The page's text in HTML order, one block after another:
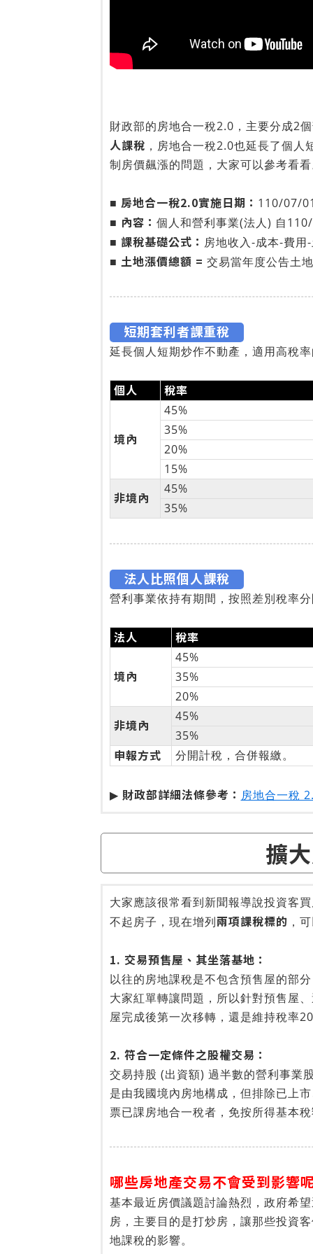
財政部的房地合一稅2.0，主要分成2
人課稅 ，房地合一稅2.0也延長了個
制房價飆漲的問題，大家可以參考看
■ 房地合一稅2.0實施日期： 110/07/
■ 內容： 個人和營利事業(法人) 自
■ 課稅基礎公式： 房地收入-成本-費用
■ 土地漲價總額 = 交易當年度公告土
短期套利者課重稅
延長個人短期炒作不動產，適用高稅
個人 稅率
境內
45%
35%
20%
15%
非境內
45%
35%
法人比照個人課稅
營利事業依持有期間，按照差別稅率
法人 稅率
境內
45%
35%
20%
非境內
45%
35%
申報方式 分開計稅，合併報繳。
▶ 財政部詳細法條參考： 房地合一稅
擴
大家應該很常看到新聞報導說投資客
不起房子，現在增列兩項課稅標的 ，
1. 交易預售屋、其坐落基地：
以往的房地課稅是不包含預售屋的部
大家紅單轉讓問題，所以針對預售屋
屋完成後第一次移轉，還是維持稅率
2. 符合一定條件之股權交易：
交易持股 (出資額) 過半數的營利事業
是由我國境內房地構成，但排除已上
票已課房地合一稅者，免按所得基本
哪些房地產交易不會受到影響
基本最近房價議題討論熱烈，政府希
房，主要目的是打炒房，讓那些投資
地課稅的影響。